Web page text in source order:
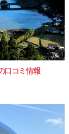
口コミ情報